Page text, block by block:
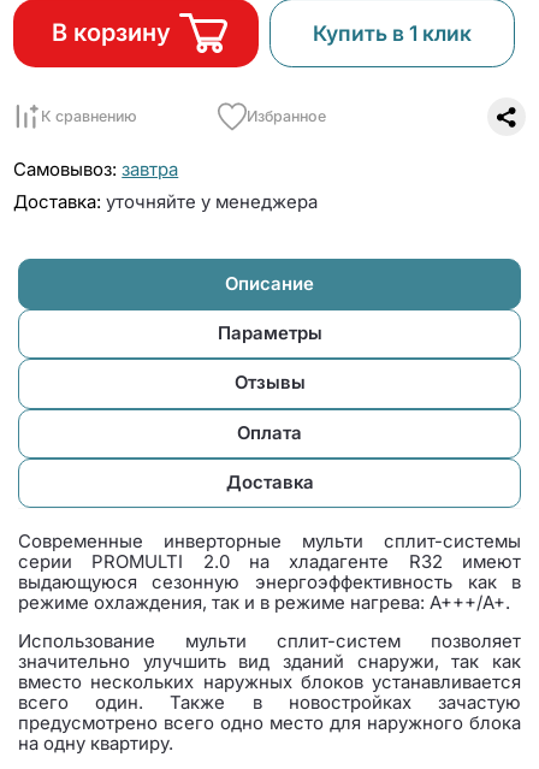
В корзину Купить в 1 клик
К сравнению Избранное
Самовывоз: завтра
Доставка: уточняйте у менеджера
Описание
Параметры
Отзывы
Оплата
Доставка
Современные инверторные мульти сплит-системы
серии PROMULTI 2.0 на хладагенте R32 имеют
выдающуюся сезонную энергоэффективность как в
режиме охлаждения, так и в режиме нагрева: А+++/A+.
Использование мульти сплит-систем позволяет
значительно улучшить вид зданий снаружи, так как
вместо нескольких наружных блоков устанавливается
всего один. Также в новостройках зачастую
предусмотрено всего одно место для наружного блока
на одну квартиру.